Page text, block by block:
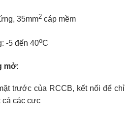
35mm2 cáp mềm
-5 đến 40oC
mở:
trước của RCCB, kết nối để chỉ
cả các cực